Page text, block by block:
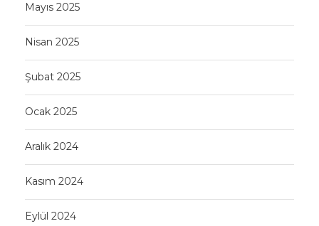
Mayıs 2025
Nisan 2025
Şubat 2025
Ocak 2025
Aralık 2024
Kasım 2024
Eylül 2024